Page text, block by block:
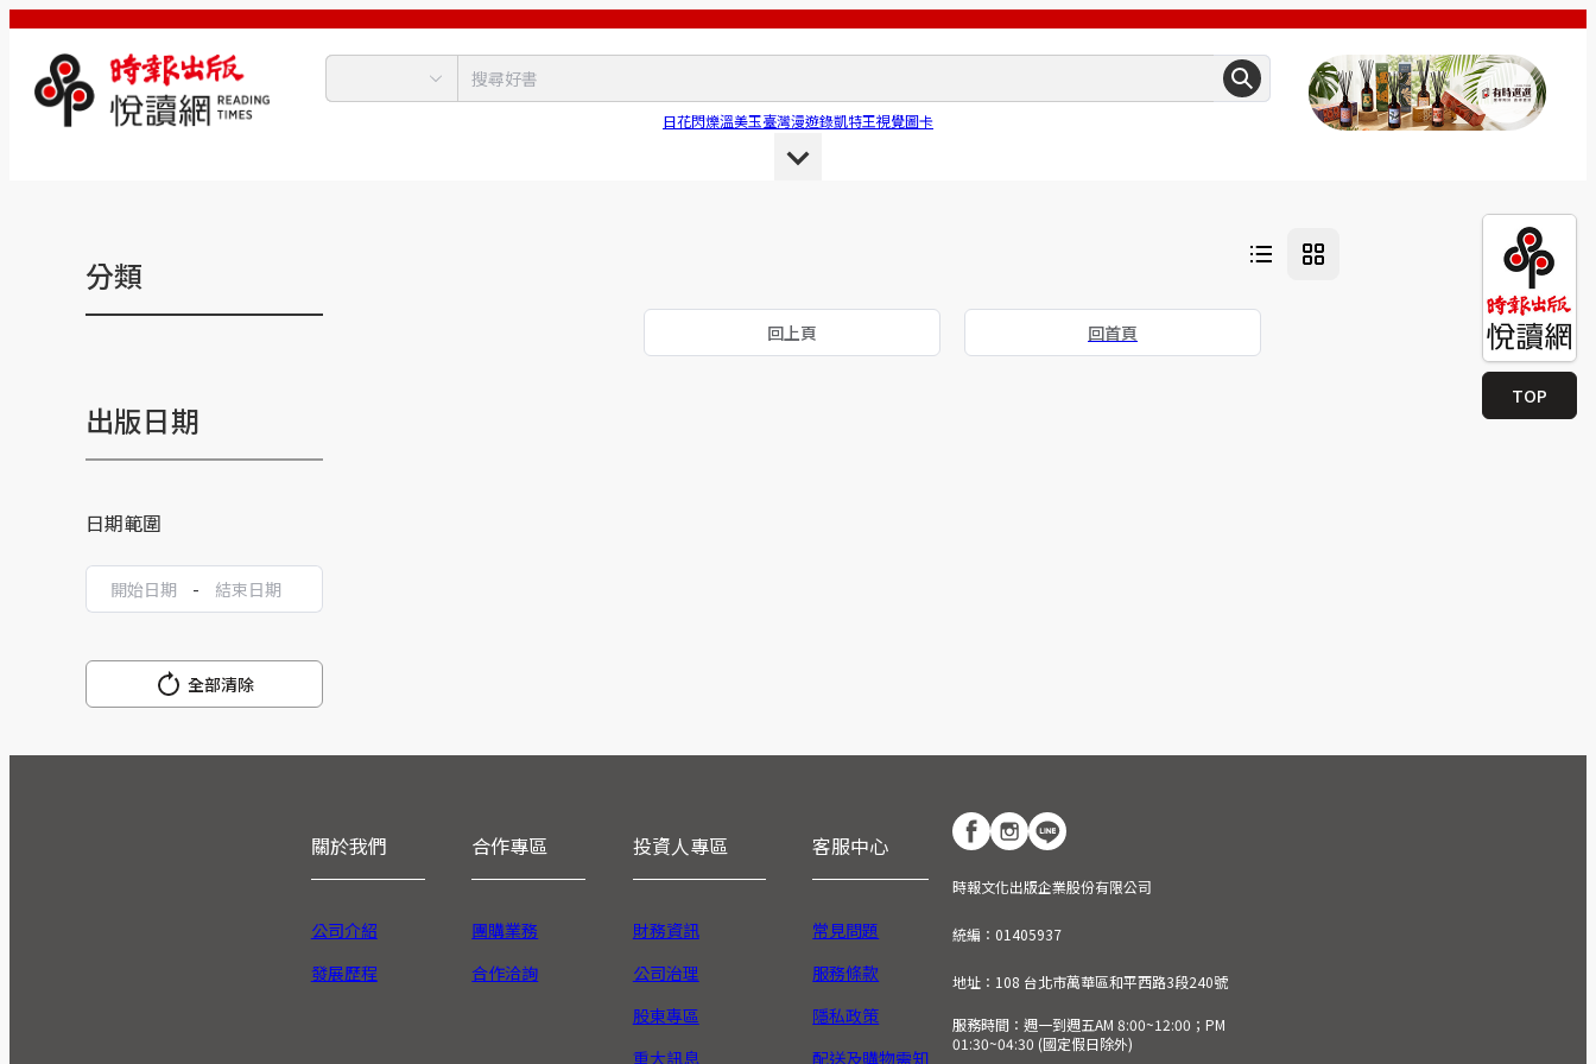
日花閃爍溫美玉臺灣漫遊錄凱特王視覺圖卡
TOP
分類
出版日期
日期範圍
-
全部清除
回上頁 回首頁
關於我們
公司介紹
發展歷程
合作專區
團購業務
合作洽詢
投資人專區
財務資訊
公司治理
股東專區
重大訊息
客服中心
常見問題
服務條款
隱私政策
配送及購物需知
時報文化出版企業股份有限公司
統編：01405937
地址：108 台北市萬華區和平西路3段240號
服務時間：週一到週五AM 8:00~12:00；PM
01:30~04:30 (國定假日除外)